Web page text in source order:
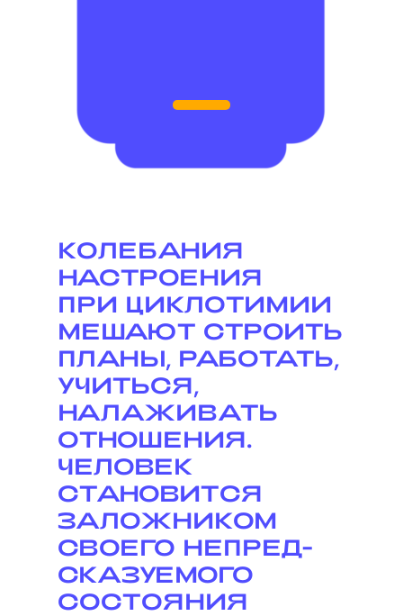
КОЛЕБАНИЯ
НАСТРОЕНИЯ
ПРИ ЦИКЛОТИМИИ
МЕШАЮТ СТРОИТЬ
ПЛАНЫ, РАБОТАТЬ,
УЧИТЬСЯ,
НАЛАЖИВАТЬ
ОТНОШЕНИЯ.
ЧЕЛОВЕК
СТАНОВИТСЯ
ЗАЛОЖНИКОМ
СВОЕГО НЕПРЕД-
СКАЗУЕМОГО
СОСТОЯНИЯ